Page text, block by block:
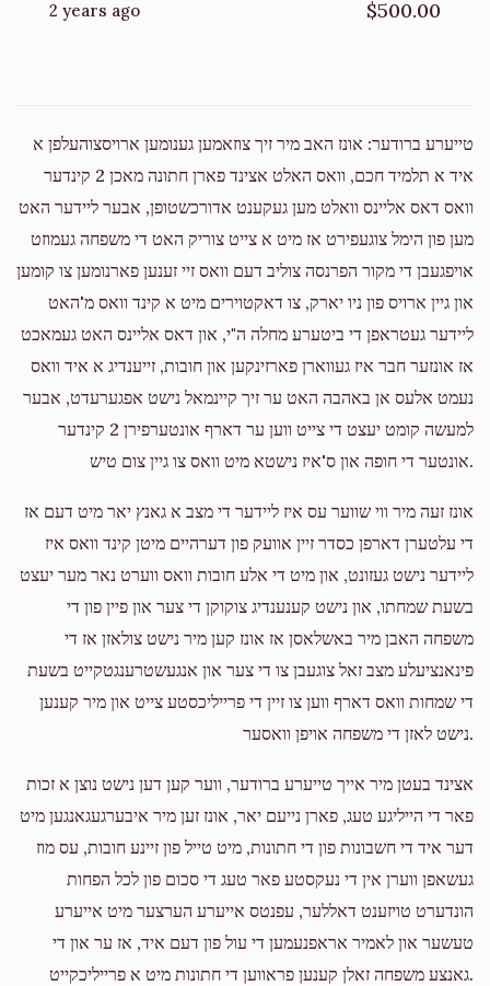
2 years ago $500.00
טייערע ברודער: אונז האב מיר זיך צוזאמען גענומען ארויסצוהעלפן א
איד א תלמיד חכם, וואס האלט אצינד פארן חתונה מאכן 2 קינדער
וואס דאס אליינס וואלט מען געקענט אדורכשטופן, אבער ליידער האט
מען פון הימל צוגעפירט אז מיט א צייט צוריק האט די משפחה געמוזט
אויפגעבן די מקור הפרנסה צוליב דעם וואס זיי זענען פארנומען צו קומען
און גיין ארויס פון ניו יארק, צו דאקטוירים מיט א קינד וואס מ'האט
ליידער געטראפן די ביטערע מחלה ה"י, און דאס אליינס האט געמאכט
אז אונזער חבר איז געווארן פארזינקען און חובות, זייענדיג א איד וואס
נעמט אלעס אן באהבה האט ער זיך קיינמאל נישט אפגערעדט, אבער
למעשה קומט יעצט די צייט ווען ער דארף אונטערפירן 2 קינדער
אונטער די חופה און ס'איז נישטא מיט וואס צו גיין צום טיש.
אונז זעה מיר ווי שווער עס איז ליידער די מצב א גאנץ יאר מיט דעם אז
די עלטערן דארפן כסדר זיין אוועק פון דערהיים מיטן קינד וואס איז
ליידער נישט געזונט, און מיט די אלע חובות וואס ווערט נאר מער יעצט
בשעת שמחתו, און נישט קענענדיג צוקוקן די צער און פיין פון די
משפחה האבן מיר באשלאסן אז אונז קען מיר נישט צולאזן אז די
פינאנציעלע מצב זאל צוגעבן צו די צער און אנגעשטרענגטקייט בשעת
די שמחות וואס דארף ווען צו זיין די פרייליכסטע צייט און מיר קענען
נישט לאזן די משפחה אויפן וואסער.
אצינד בעטן מיר אייך טייערע ברודער, ווער קען דען נישט נוצן א זכות
פאר די הייליגע טעג, פארן נייעם יאר, אונז זען מיר איבערגעגאנגען מיט
דער איד די חשבונות פון די חתונות, מיט טייל פון זיינע חובות, עס מוז
געשאפן ווערן אין די נעקסטע פאר טעג די סכום פון לכל הפחות
הונדערט טויזענט דאללער, עפנטס אייערע הערצער מיט אייערע
טעשער און לאמיר אראפנעמען די עול פון דעם איד, אז ער און די
גאנצע משפחה זאלן קענען פראווען די חתונות מיט א פרייליכקייט.